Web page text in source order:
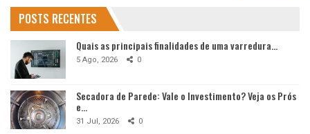
POSTS RECENTES
Quais as principais finalidades de uma varredura…
5 Ago, 2026 0
Secadora de Parede: Vale o Investimento? Veja os Prós
e…
31 Jul, 2026 0